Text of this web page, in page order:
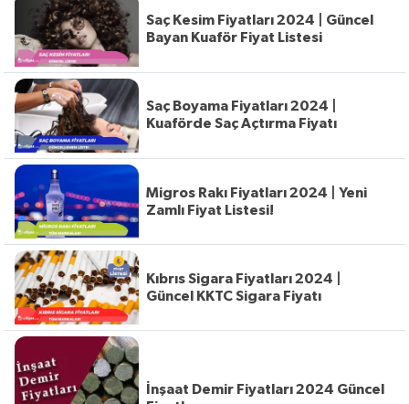
Saç Kesim Fiyatları 2024 | Güncel
Bayan Kuaför Fiyat Listesi
Saç Boyama Fiyatları 2024 |
Kuaförde Saç Açtırma Fiyatı
Migros Rakı Fiyatları 2024 | Yeni
Zamlı Fiyat Listesi!
Kıbrıs Sigara Fiyatları 2024 |
Güncel KKTC Sigara Fiyatı
İnşaat Demir Fiyatları 2024 Güncel